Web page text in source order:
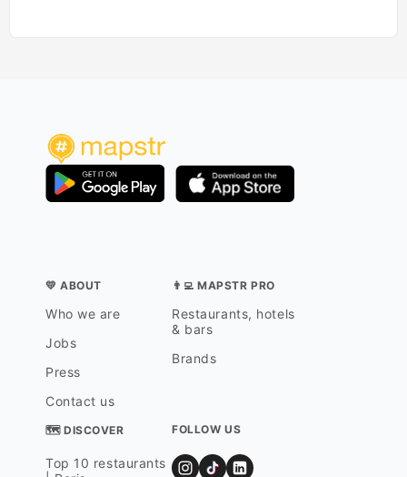
💛 ABOUT
Who we are
Jobs
Press
Contact us
👨‍💻 MAPSTR PRO
Restaurants, hotels
& bars
Brands
🗺 DISCOVER
Top 10 restaurants
FOLLOW US